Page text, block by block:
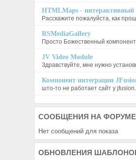
HTMLMaps - интерактивный
Расскажите пожалуйста, как
RSMediaGallery
Просто Божественный
JV Video Module
Здравствуйте, мне нужно
Компонент интеграции
што-то не работает сайт у
СООБЩЕНИЯ НА ФОРУМЕ
Нет сообщений для показа
ОБНОВЛЕНИЯ